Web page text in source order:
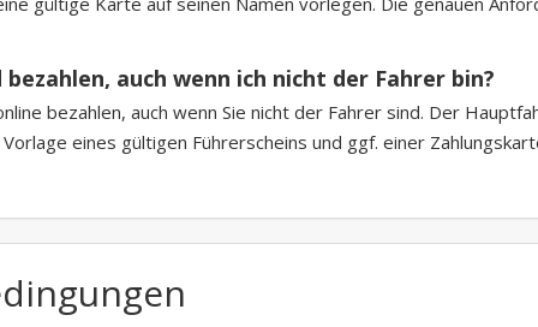
auch wenn ich nicht der Fahrer bin?
bezahlen, auch wenn Sie nicht der Fahrer sind. Der
eines gültigen Führerscheins und ggf. einer